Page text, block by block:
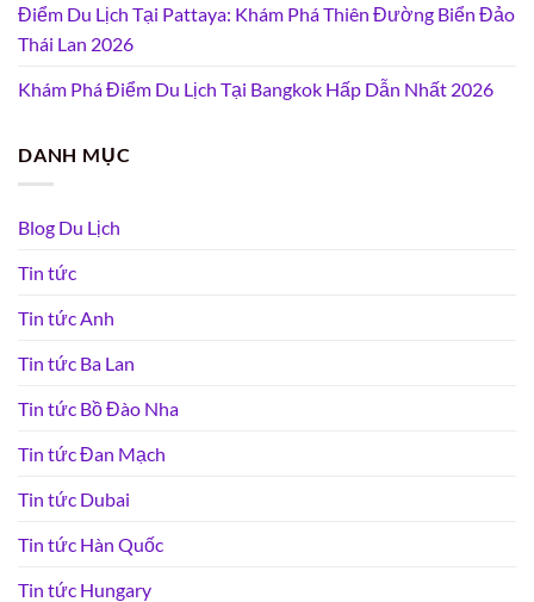
Điểm Du Lịch Tại Pattaya: Khám Phá Thiên Đường Biển Đảo
Thái Lan 2026
Khám Phá Điểm Du Lịch Tại Bangkok Hấp Dẫn Nhất 2026
DANH MỤC
Blog Du Lịch
Tin tức
Tin tức Anh
Tin tức Ba Lan
Tin tức Bồ Đào Nha
Tin tức Đan Mạch
Tin tức Dubai
Tin tức Hàn Quốc
Tin tức Hungary